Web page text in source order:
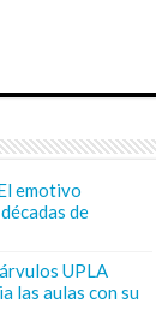
emotivo
de
UPLA
las aulas con su